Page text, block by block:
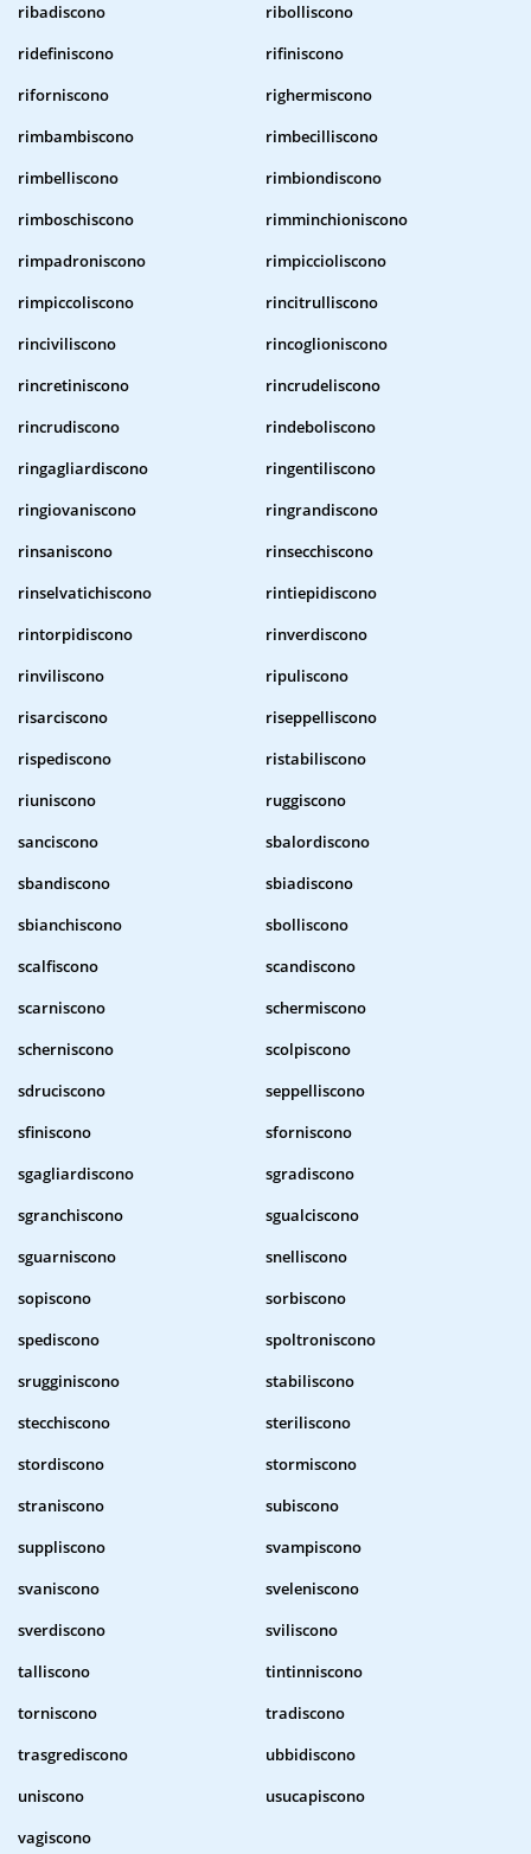
ribadiscono
ribolliscono
ridefiniscono
rifiniscono
riforniscono
righermiscono
rimbambiscono
rimbecilliscono
rimbelliscono
rimbiondiscono
rimboschiscono
rimminchioniscono
rimpadroniscono
rimpiccioliscono
rimpiccoliscono
rincitrulliscono
rinciviliscono
rincoglioniscono
rincretiniscono
rincrudeliscono
rincrudiscono
rindeboliscono
ringagliardiscono
ringentiliscono
ringiovaniscono
ringrandiscono
rinsaniscono
rinsecchiscono
rinselvatichiscono
rintiepidiscono
rintorpidiscono
rinverdiscono
rinviliscono
ripuliscono
risarciscono
riseppelliscono
rispediscono
ristabiliscono
riuniscono
ruggiscono
sanciscono
sbalordiscono
sbandiscono
sbiadiscono
sbianchiscono
sbolliscono
scalfiscono
scandiscono
scarniscono
schermiscono
scherniscono
scolpiscono
sdruciscono
seppelliscono
sfiniscono
sforniscono
sgagliardiscono
sgradiscono
sgranchiscono
sgualciscono
sguarniscono
snelliscono
sopiscono
sorbiscono
spediscono
spoltroniscono
srugginiscono
stabiliscono
stecchiscono
steriliscono
stordiscono
stormiscono
straniscono
subiscono
suppliscono
svampiscono
svaniscono
sveleniscono
sverdiscono
sviliscono
talliscono
tintinniscono
torniscono
tradiscono
trasgrediscono
ubbidiscono
uniscono
usucapiscono
vagiscono